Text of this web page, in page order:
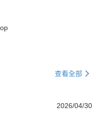
查看全部
2026/04/30